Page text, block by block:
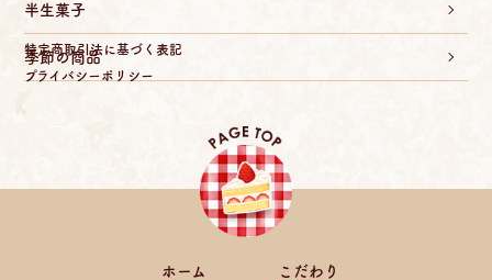
半生菓子
季節の商品
特定商取引法に基づく表記
プライバシーポリシー
ホーム こだわり